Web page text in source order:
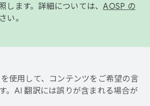
します。詳細については、AOSP の
い。
使用して、コンテンツをご希望の言
。AI 翻訳には誤りが含まれる場合が